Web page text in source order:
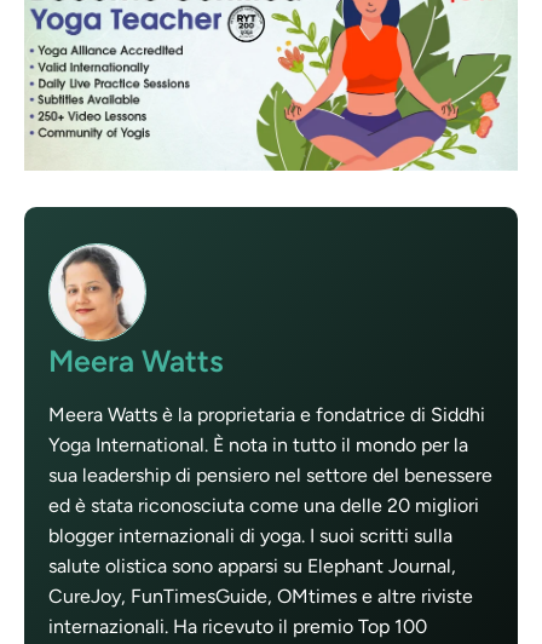
Meera Watts
Meera Watts è la proprietaria e fondatrice di Siddhi
Yoga International. È nota in tutto il mondo per la
sua leadership di pensiero nel settore del benessere
ed è stata riconosciuta come una delle 20 migliori
blogger internazionali di yoga. I suoi scritti sulla
salute olistica sono apparsi su Elephant Journal,
CureJoy, FunTimesGuide, OMtimes e altre riviste
internazionali. Ha ricevuto il premio Top 100